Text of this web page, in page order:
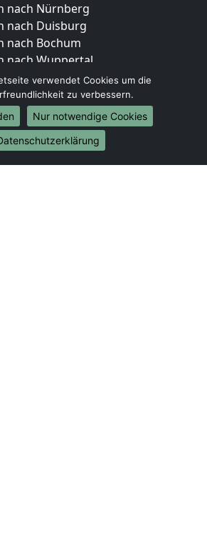
nach Nürnberg
nach Duisburg
nach Bochum
nach Wuppertal
nach Bielefeld
nach Bonn
nach Münster
Umzüge
nach Brasilien
verwendet Cookies um die
zu verbessern.
Nur notwendige Cookies